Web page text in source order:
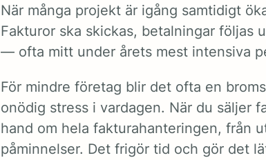
När många projekt är igång samtidigt
Fakturor ska skickas, betalningar följas
— ofta mitt under årets mest intensiva
För mindre företag blir det ofta en
onödig stress i vardagen. När du säljer
hand om hela fakturahanteringen, från
påminnelser. Det frigör tid och gör det